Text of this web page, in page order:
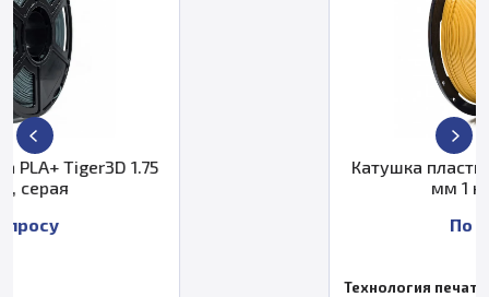
Катушка пластика PLA+ Tiger3D
мм 1 кг, золотая
Технология печати